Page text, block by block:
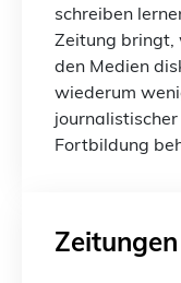
schreiben
Zeitung bringt,
den Medien
wiederum
Fortbildung